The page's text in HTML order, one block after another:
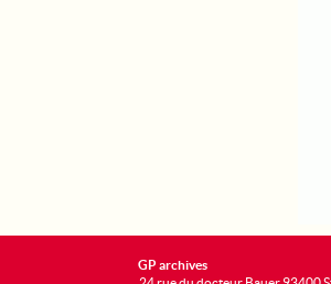
GP archives